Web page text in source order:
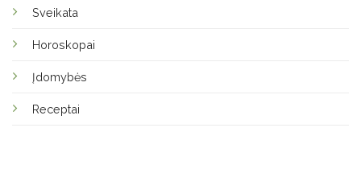
Sveikata
Horoskopai
Įdomybės
Receptai